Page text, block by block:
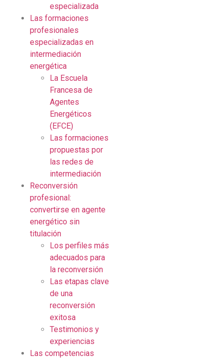
especializada
Las formaciones
profesionales
especializadas en
intermediación
energética
La Escuela
Francesa de
Agentes
Energéticos
(EFCE)
Las formaciones
propuestas por
las redes de
intermediación
Reconversión
profesional:
convertirse en agente
energético sin
titulación
Los perfiles más
adecuados para
la reconversión
Las etapas clave
de una
reconversión
exitosa
Testimonios y
experiencias
Las competencias